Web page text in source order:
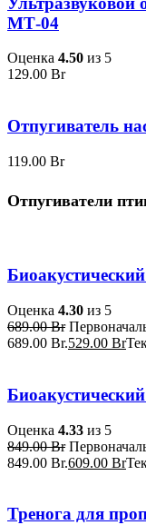
МТ-04
Оценка 4.50 из 5
129.00 Br
Отпугиватель
119.00 Br
Отпугиватели
Оценка 4.30 из 5
689.00Br
689.00 Br.529.00 Br
Оценка 4.33 из 5
849.00Br
849.00 Br.609.00 Br
Тренога для